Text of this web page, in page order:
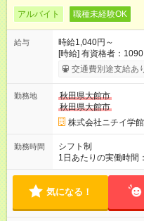
アルバイト 職種未経験OK
給与
時給1,040円～
[時給] 有資格者：1090円 無資
度あり 進級により給与がアップ
あり 試用期間の長さ
交通費別途支給あ
勤務地
秋田県大館市
秋田県大館市
株式会社ニチイ学館
勤務時間
シフト制
1日あたりの実働時
16:00（休憩60分）
される方はご相談く
気になる！